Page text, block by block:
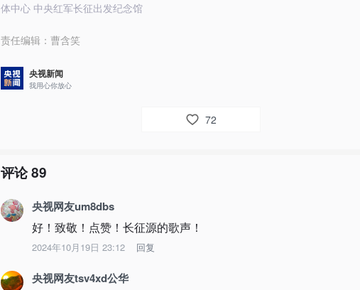
体中心 中央红军长征出发纪念馆
责任编辑： 曹含笑
央视新闻
我用心你放心
72
评论89
央视网友um8dbs
好！致敬！点赞！长征源的歌声！
2024年10月19日 23:12 回复
央视网友tsv4xd公华